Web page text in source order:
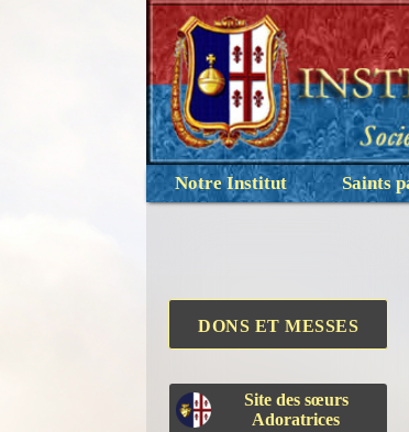
Notre Institut Saints
DONS ET MESSES
Site des sœurs
Adoratrices